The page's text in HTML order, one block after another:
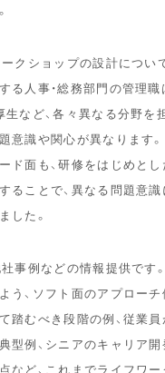
ークショップの設計につい
る人事・総務部門の管理職
生など、各々異なる分野を
意識や関心が異なります
ド面も、研修をはじめと
ることで、異なる問題意
した。
事例などの情報提供です
う、ソフト面のアプローチ
踏むべき段階の例、従業
型例、シニアのキャリア
など、これまでライフワ